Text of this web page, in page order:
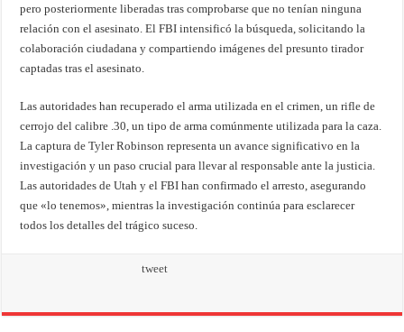
pero posteriormente liberadas tras comprobarse que no tenían ninguna
relación con el asesinato. El FBI intensificó la búsqueda, solicitando la
colaboración ciudadana y compartiendo imágenes del presunto tirador
captadas tras el asesinato.
Las autoridades han recuperado el arma utilizada en el crimen, un rifle de
cerrojo del calibre .30, un tipo de arma comúnmente utilizada para la caza.
La captura de Tyler Robinson representa un avance significativo en la
investigación y un paso crucial para llevar al responsable ante la justicia.
Las autoridades de Utah y el FBI han confirmado el arresto, asegurando
que «lo tenemos», mientras la investigación continúa para esclarecer
todos los detalles del trágico suceso.
tweet